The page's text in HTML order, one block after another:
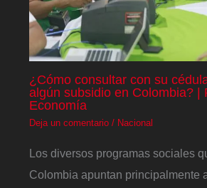
¿Cómo consultar con su
algún subsidio en Colombia? |
Economía
Deja un comentario / Nacional
Los diversos programas sociales
Colombia apuntan principalmente